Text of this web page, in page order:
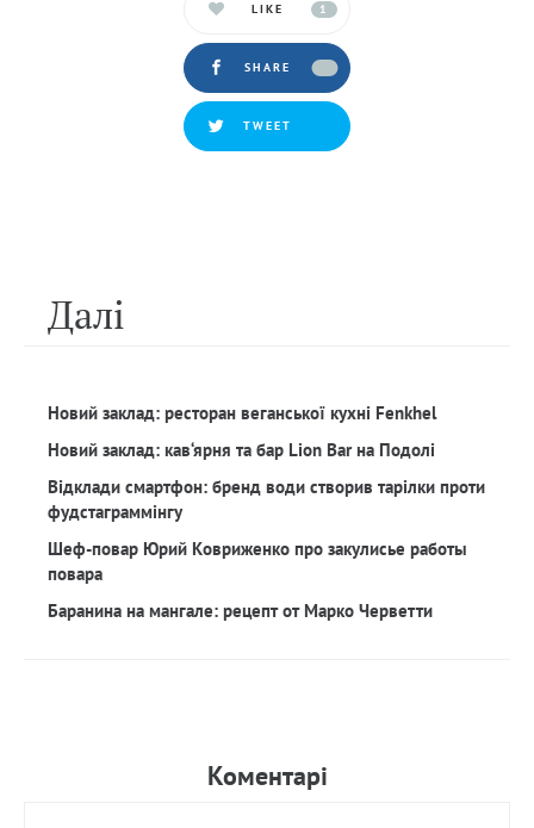
LIKE 1
SHARE
TWEET
Далi
Новий заклад: ресторан веганської кухні Fenkhel
Новий заклад: кав‘ярня та бар Lion Bar на Подолі
Відклади смартфон: бренд води створив тарілки проти
фудстаграммінгу
Шеф-повар Юрий Ковриженко про закулисье работы
повара
Баранина на мангале: рецепт от Марко Черветти
Коментарi